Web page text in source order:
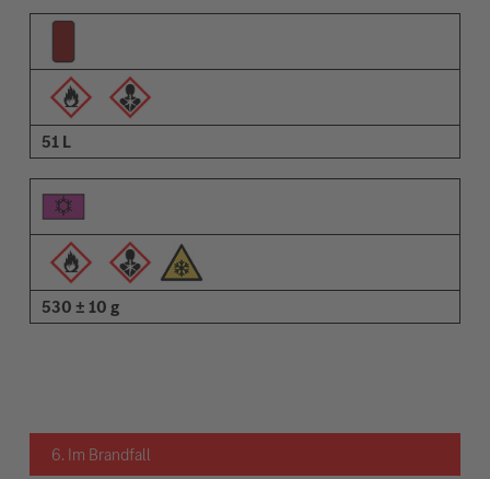
51 L
530 ± 10 g
6. Im Brandfall